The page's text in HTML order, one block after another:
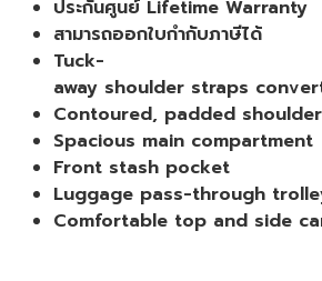
Black
กระเป๋า
สะพาย
หลัง
ของ
แท้
ประกัน
ศูนย์
ประกันศูนย์ Lifetime Warranty
สามารถออกใบกำกับภาษีได้
Tuck-
away shoulder straps
Contoured, padded
Spacious main compartment
Front stash pocket
Luggage pass-through
Comfortable top and side